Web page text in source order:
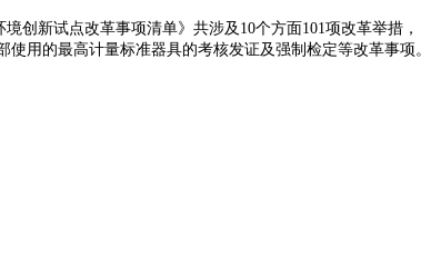
创新试点改革事项清单》共涉及10个方面101项改革举措，
用的最高计量标准器具的考核发证及强制检定等改革事项。